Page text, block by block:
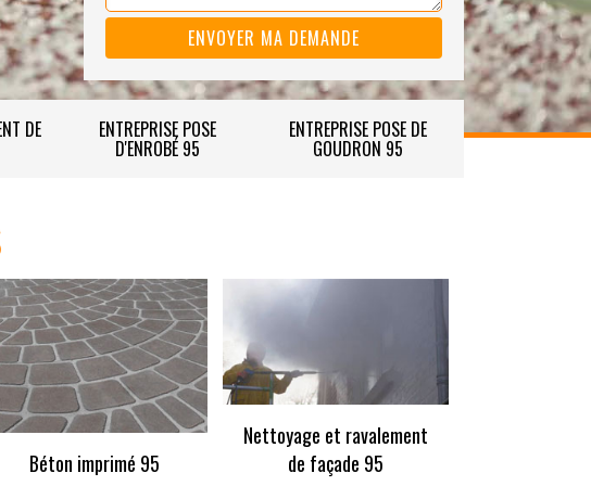
DE ENTREPRISE POSE
D'ENROBÉ 95
ENTREPRISE POSE DE
GOUDRON 95
Béton imprimé 95
Nettoyage et ravalement
de façade 95